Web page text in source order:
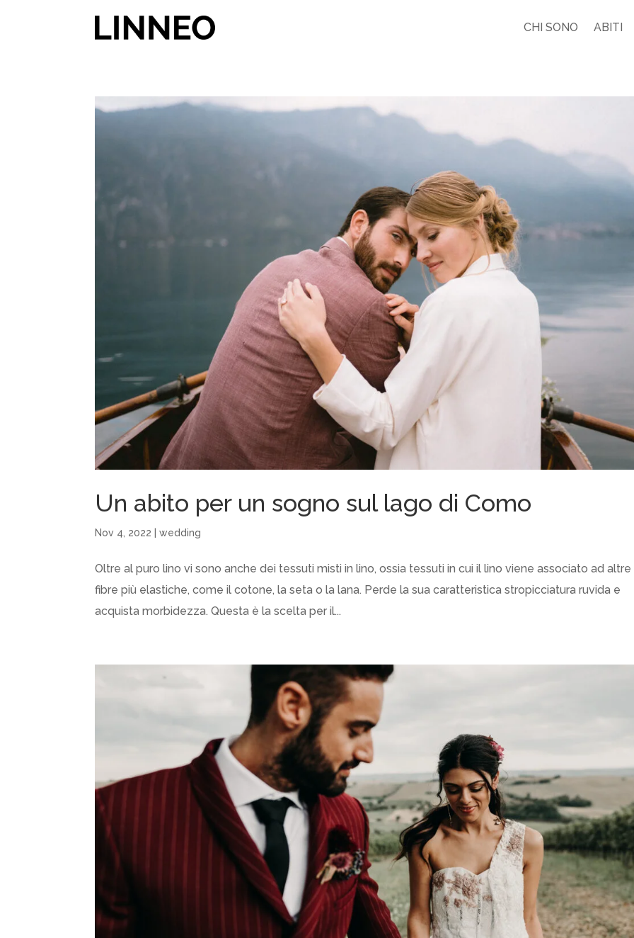
CHI SONO ABITI
Un abito per un sogno sul lago di Como
Nov 4, 2022 |wedding
Oltre al puro lino vi sono anche dei tessuti misti in lino, ossia tessuti in cui il lino viene associato ad altre
fibre più elastiche, come il cotone, la seta o la lana. Perde la sua caratteristica stropicciatura ruvida e
acquista morbidezza. Questa è la scelta per il...